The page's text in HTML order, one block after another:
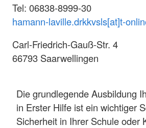
Tel: 06838-8999-30
hamann-laville.drkkvsls[at]t-
Carl-Friedrich-Gauß-Str. 4
66793 Saarwellingen
Die grundlegende Ausbildung
in Erster Hilfe ist ein wichtiger
Sicherheit in Ihrer Schule oder